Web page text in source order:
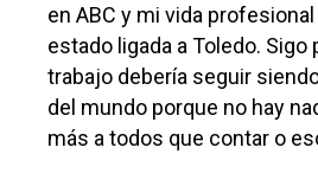
en ABC y mi vida
estado ligada a Toledo.
trabajo debería seguir
del mundo porque no hay
más a todos que contar o